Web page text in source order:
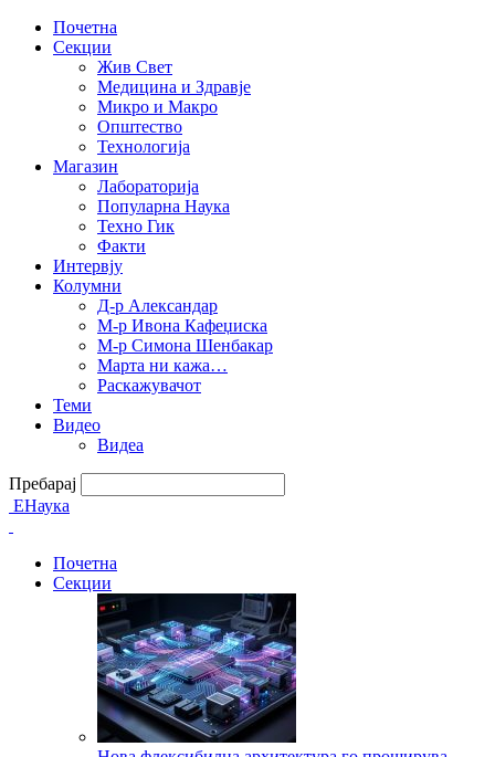
Почетна
Секции
Жив Свет
Медицина и Здравје
Микро и Макро
Општество
Технологија
Магазин
Лабораторија
Популарна Наука
Техно Гик
Факти
Интервју
Колумни
Д-р Александар
М-р Ивона Кафеџиска
М-р Симона Шенбакар
Марта ни кажа…
Раскажувачот
Теми
Видео
Видеа
Пребарај
ЕНаука
Почетна
Секции